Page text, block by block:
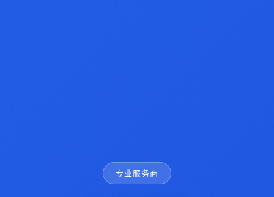
专业服务商